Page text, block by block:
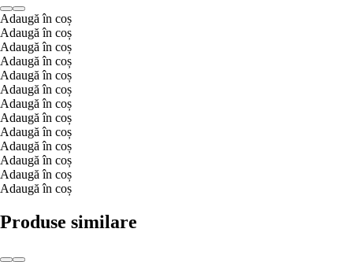
Adaugă în coș
Adaugă în coș
Adaugă în coș
Adaugă în coș
Adaugă în coș
Adaugă în coș
Adaugă în coș
Adaugă în coș
Adaugă în coș
Adaugă în coș
Adaugă în coș
Adaugă în coș
Adaugă în coș
Produse similare